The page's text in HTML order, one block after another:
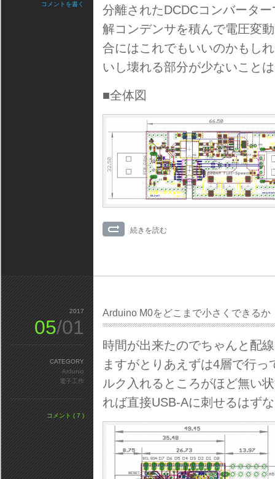
分離されたDCDCコンバータ
解コンデンサを積んで電圧変
合にはこれでもいいのかもし
いし壊れる部分が少ないこと
■全体図
続きを読む
コメントを書く
Arduino M0をどこまで小さくできるか
時間が出来たのでちゃんと配
ますがとりあえずは4層で行
ルク入れるところがほど無い
れば直接USB-Aに刺せるはず
2017
05/01
CATEGORY
Ardunio
電子工作
コメント ( 7 )